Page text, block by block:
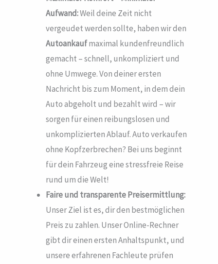
Aufwand:Weil deine Zeit nicht
vergeudet werden sollte, haben wir den
Autoankaufmaximal kundenfreundlich
gemacht – schnell, unkompliziert und
ohne Umwege. Von deiner ersten
Nachricht bis zum Moment, in dem dein
Auto abgeholt und bezahlt wird – wir
sorgen für einen reibungslosen und
unkomplizierten Ablauf. Auto verkaufen
ohne Kopfzerbrechen? Bei uns beginnt
für dein Fahrzeug eine stressfreie Reise
rund um die Welt!
Faire und transparente Preisermittlung:
Unser Ziel ist es, dir den bestmöglichen
Preis zu zahlen. Unser Online-Rechner
gibt dir einen ersten Anhaltspunkt, und
unsere erfahrenen Fachleute prüfen